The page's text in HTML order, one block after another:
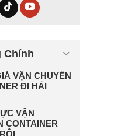
Chính
VẬN CHUYỂN
ĐI HẢI
VẬN
CONTAINER